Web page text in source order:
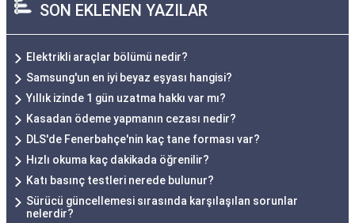
SON EKLENEN YAZILAR
Elektrikli araçlar bölümü nedir?
Samsung'un en iyi beyaz eşyası hangisi?
Yıllık izinde 1 gün uzatma hakkı var mı?
Kasadan ödeme yapmanın cezası nedir?
DLS'de Fenerbahçe'nin kaç tane forması var?
Hızlı okuma kaç dakikada öğrenilir?
Katı basınç testleri nerede bulunur?
Sürücü güncellemesi sırasında karşılaşılan sorunlar
nelerdir?